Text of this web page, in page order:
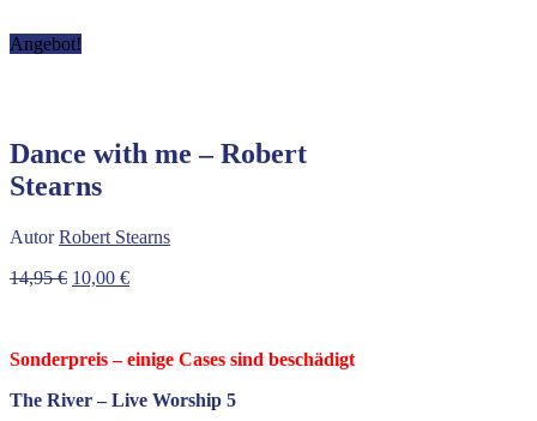
Angebot!
Dance with me – Robert
Stearns
AutorRobert Stearns
14,95€ Ursprünglicher
10,00 €Aktueller
Sonderpreis – einige Cases sind beschädigt
The River – Live Worship 5